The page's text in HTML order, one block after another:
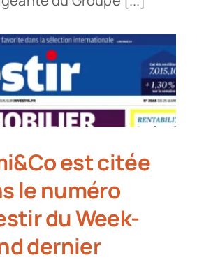
est citée
le numéro
du Week-
dernier